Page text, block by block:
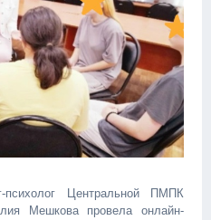
Центральной ПМПК
Мешкова провела онлайн-